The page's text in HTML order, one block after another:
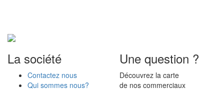
La société
Contactez nous
Qui sommes nous?
Une question ?
Découvrez la carte
de nos commerciaux